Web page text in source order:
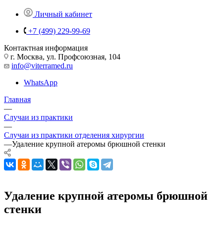
Личный кабинет
+7 (499) 229-99-69
Контактная информация
г. Москва, ул. Профсоюзная, 104
info@viterramed.ru
WhatsApp
Главная
—
Случаи из практики
—
Случаи из практики отделения хирургии
—Удаление крупной атеромы брюшной стенки
Удаление крупной атеромы брюшной
стенки